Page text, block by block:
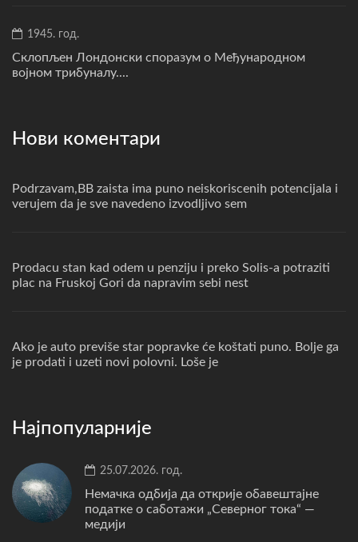
1945. год.
Склопљен Лондонски споразум о Међународном
војном трибуналу....
Нови коментари
Podrzavam,BB zaista ima puno neiskoriscenih potencijala i
verujem da je sve navedeno izvodljivo sem
Prodacu stan kad odem u penziju i preko Solis-a potraziti
plac na Fruskoj Gori da napravim sebi nest
Ako je auto previše star popravke će koštati puno. Bolje ga
je prodati i uzeti novi polovni. Loše je
Најпопуларније
25.07.2026. год.
Немачка одбија да открије обавештајне
податке о саботажи „Северног тока“ —
медији